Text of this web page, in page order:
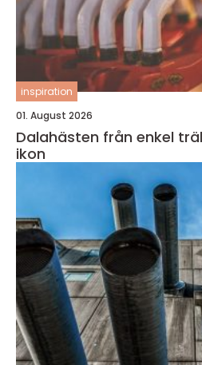
inspiration
01. August 2026
Dalahästen från enkel träleksak till svensk
ikon